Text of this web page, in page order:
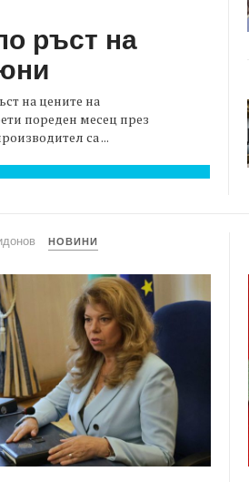
ръст на
на цените на
пореден месец през
са ...
НОВИНИ